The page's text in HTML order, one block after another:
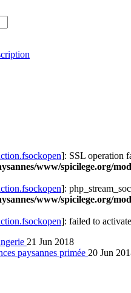
]: SSL operation
www/spicilege.org/
]:
www/spicilege.org/
]: failed to
21 Jun 2018
paysannes primée 20 Jun